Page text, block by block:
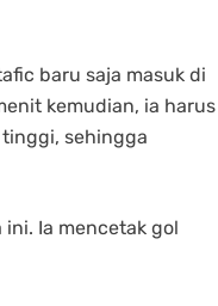
baru saja masuk di
kemudian, ia harus
sehingga
Ia mencetak gol